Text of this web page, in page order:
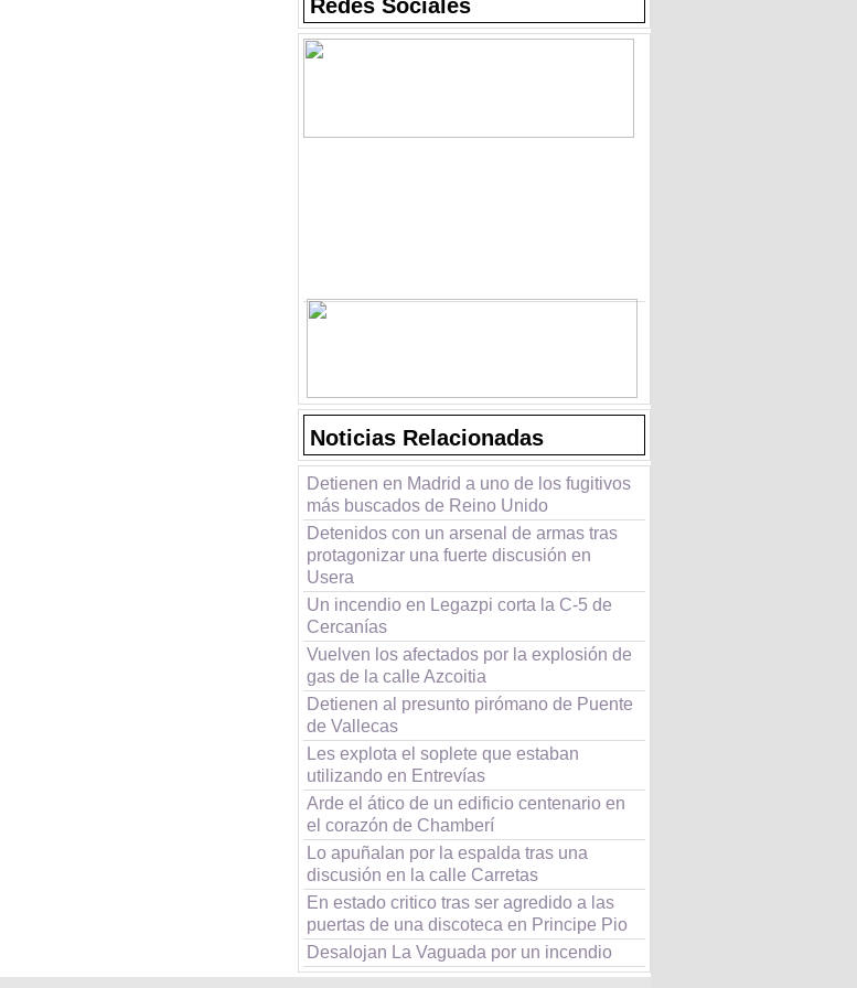
Redes Sociales
Noticias Relacionadas
Detienen en Madrid a uno de los fugitivos
más buscados de Reino Unido
Detenidos con un arsenal de armas tras
protagonizar una fuerte discusión en
Usera
Un incendio en Legazpi corta la C-5 de
Cercanías
Vuelven los afectados por la explosión de
gas de la calle Azcoitia
Detienen al presunto pirómano de Puente
de Vallecas
Les explota el soplete que estaban
utilizando en Entrevías
Arde el ático de un edificio centenario en
el corazón de Chamberí
Lo apuñalan por la espalda tras una
discusión en la calle Carretas
En estado critico tras ser agredido a las
puertas de una discoteca en Principe Pio
Desalojan La Vaguada por un incendio